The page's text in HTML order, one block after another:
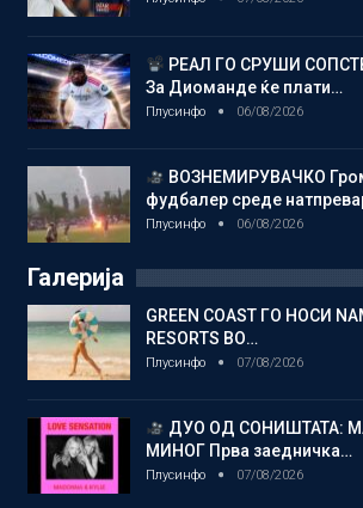
РЕАЛ ГО СРУШИ
За Диоманде ќе плати…
Плусинфо 06/08/2026
ВОЗНЕМИРУВАЧКО
фудбалер среде
Плусинфо 06/08/2026
Галерија
GREEN COAST ГО НОСИ
RESORTS ВО…
Плусинфо 07/08/2026
ДУО ОД СОНИШТАТА:
МИНОГ Прва заедничка…
Плусинфо 07/08/2026